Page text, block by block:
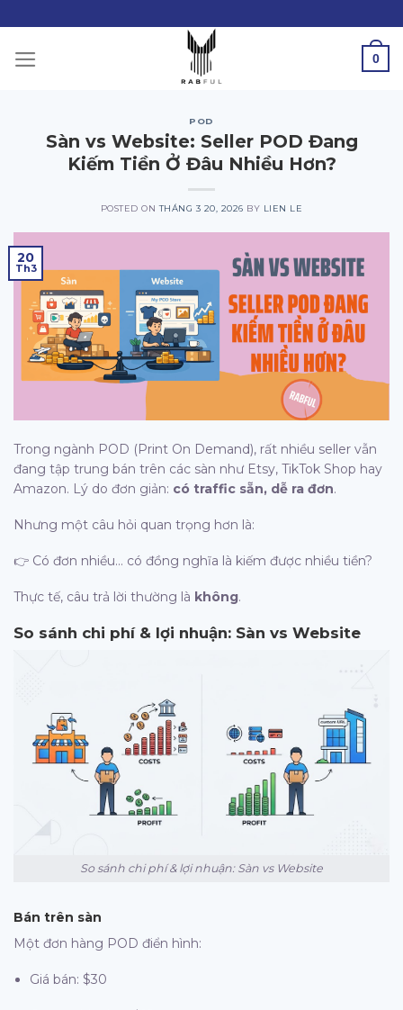
to
content
0
POD
Sàn vs Website: Seller POD Đang
Kiếm Tiền Ở Đâu Nhiều Hơn?
POSTED ONTHÁNG 3 20, 2026 BY LIEN LE
20
Th3
Trong ngành POD (Print On Demand), rất nhiều seller vẫn
đang tập trung bán trên các sàn như Etsy, TikTok Shop hay
Amazon. Lý do đơn giản: có traffic sẵn, dễ ra đơn.
Nhưng một câu hỏi quan trọng hơn là:
👉 Có đơn nhiều… có đồng nghĩa là kiếm được nhiều tiền?
Thực tế, câu trả lời thường là không.
So sánh chi phí & lợi nhuận: Sàn vs Website
So sánh chi phí & lợi nhuận: Sàn vs Website
Bán trên sàn
Một đơn hàng POD điển hình:
Giá bán: $30